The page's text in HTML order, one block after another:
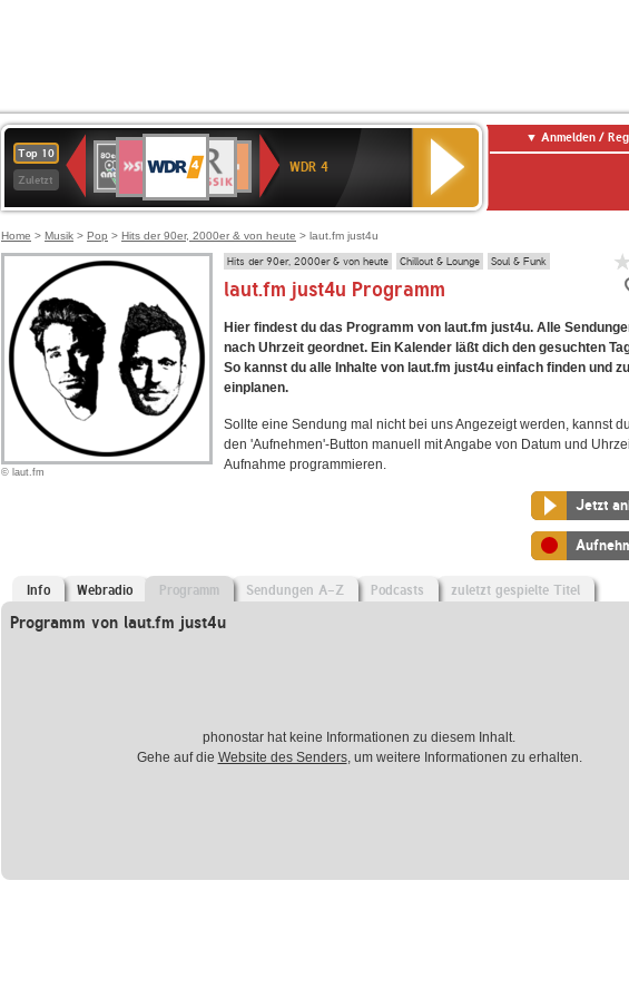
Top 10
Zuletzt
Deutschlandfunk
80er
90er
OLDIE
ANTENNE
4
KLASSIK
Deutschlandfunk
Kultur
Kultur
2
WDR 4
Anmelden /
Home > Musik > Pop > Hits der 90er, 2000er & von heute > laut.fm just4u
© laut.fm
Hits der 90er, 2000er & von heute Chillout & Lounge Soul & Funk
laut.fm just4u Programm
Hier findest du das Programm von laut.fm just4u. Alle
nach Uhrzeit geordnet. Ein Kalender läßt dich den gesuchten
So kannst du alle Inhalte von laut.fm just4u einfach finden und
einplanen.
Sollte eine Sendung mal nicht bei uns Angezeigt werden, kannst
den 'Aufnehmen'-Button manuell mit Angabe von Datum und
Aufnahme programmieren.
Jetzt
Info Webradio Programm Sendungen A-Z Podcasts zuletzt gespielte Titel
Programm von laut.fm just4u
phonostar hat keine Informationen zu diesem Inhalt.
Gehe auf die Website des Senders, um weitere Informationen zu erhalten.